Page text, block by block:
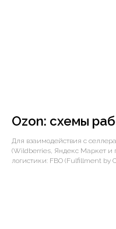
Ozon: схемы
Для взаимодействия с
(Wildberries, Яндекс Маркет и
логистики: FBO (Fulfillment by